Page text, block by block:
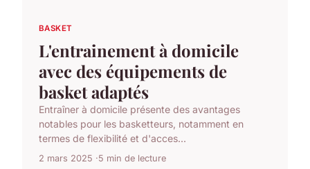
BASKET
L'entrainement à domicile
avec des équipements de
basket adaptés
Entraîner à domicile présente des avantages
notables pour les basketteurs, notamment en
termes de flexibilité et d'acces...
2 mars 2025 5 min de lecture